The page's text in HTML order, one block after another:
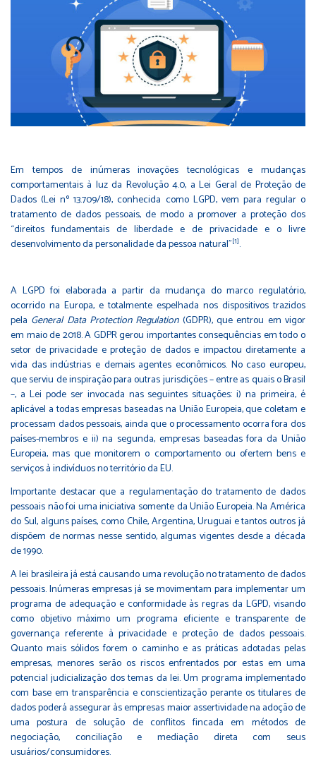
Em tempos de inúmeras inovações tecnológicas e mudanças
comportamentais à luz da Revolução 4.0, a Lei Geral de Proteção de
Dados (Lei nº 13.709/18), conhecida como LGPD, vem para regular o
tratamento de dados pessoais, de modo a promover a proteção dos
“direitos fundamentais de liberdade e de privacidade e o livre
desenvolvimento da personalidade da pessoa natural”[1].
A LGPD foi elaborada a partir da mudança do marco regulatório,
ocorrido na Europa, e totalmente espelhada nos dispositivos trazidos
pela General Data Protection Regulation (GDPR), que entrou em vigor
em maio de 2018. A GDPR gerou importantes consequências em todo o
setor de privacidade e proteção de dados e impactou diretamente a
vida das indústrias e demais agentes econômicos. No caso europeu,
que serviu de inspiração para outras jurisdições – entre as quais o Brasil
–, a Lei pode ser invocada nas seguintes situações: i) na primeira, é
aplicável a todas empresas baseadas na União Europeia, que coletam e
processam dados pessoais, ainda que o processamento ocorra fora dos
países-membros e ii) na segunda, empresas baseadas fora da União
Europeia, mas que monitorem o comportamento ou ofertem bens e
serviços à indivíduos no território da EU.
Importante destacar que a regulamentação do tratamento de dados
pessoais não foi uma iniciativa somente da União Europeia. Na América
do Sul, alguns países, como Chile, Argentina, Uruguai e tantos outros já
dispõem de normas nesse sentido, algumas vigentes desde a década
de 1990.
A lei brasileira já está causando uma revolução no tratamento de dados
pessoais. Inúmeras empresas já se movimentam para implementar um
programa de adequação e conformidade às regras da LGPD, visando
como objetivo máximo um programa eficiente e transparente de
governança referente à privacidade e proteção de dados pessoais.
Quanto mais sólidos forem o caminho e as práticas adotadas pelas
empresas, menores serão os riscos enfrentados por estas em uma
potencial judicialização dos temas da lei. Um programa implementado
com base em transparência e conscientização perante os titulares de
dados poderá assegurar às empresas maior assertividade na adoção de
uma postura de solução de conflitos fincada em métodos de
negociação, conciliação e mediação direta com seus
usuários/consumidores.